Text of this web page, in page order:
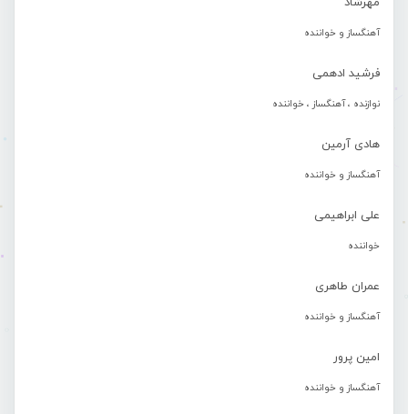
آهنگساز و خواننده
فرشید ادهمی
نوازنده ، آهنگساز ، خواننده
هادی آرمین
آهنگساز و خواننده
علی ابراهیمی
خواننده
عمران طاهری
آهنگساز و خواننده
امین پرور
آهنگساز و خواننده